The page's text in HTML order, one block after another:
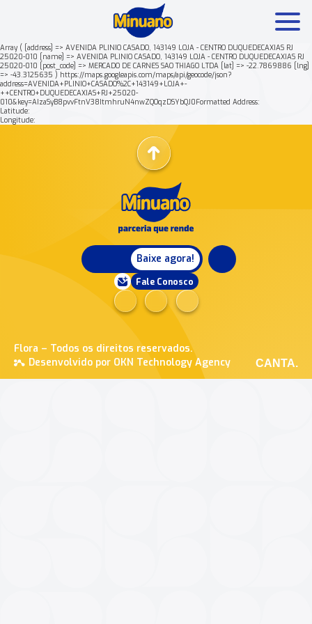
Array ( [address] => AVENIDA PLINIO CASADO, 143149 LOJA - CENTRO DUQUEDECAXIAS RJ
25020-010 [name] => AVENIDA PLINIO CASADO, 143149 LOJA - CENTRO DUQUEDECAXIAS RJ
25020-010 [post_code] => MERCADO DE CARNES SAO THIAGO LTDA [lat] => -22.7869886 [lng]
=> -43.3125635 ) https://maps.googleapis.com/maps/api/geocode/json?
address=AVENIDA+PLINIO+CASADO%2C+143149+LOJA+-
++CENTRO+DUQUEDECAXIAS+RJ+25020-
010&key=AIzaSyB8pvvFtnV38ItmhruN4nwZQOqzDSYbQJ0Formatted Address:
Latitude:
Longitude:
Baixe agora!
Fale Conosco
Flora – Todos os direitos reservados.
Desenvolvido por OKN Technology Agency
CANTA.
Mais buscados: Produtos Minuano Rende +
Nossa história